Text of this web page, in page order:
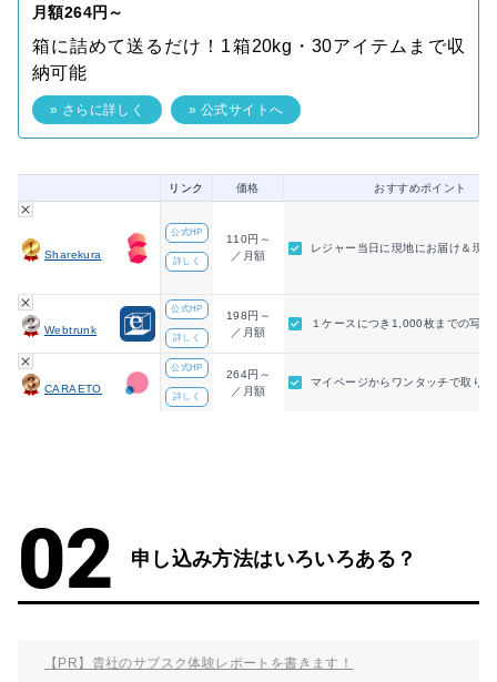
月額264円～
箱に詰めて送るだけ！1箱20kg・30アイテムまで収
納可能
» さらに詳しく » 公式サイトへ
リンク 価格 おすすめポイント
Sharekura
公式HP
詳しく
110円～
／月額
レジャー当日に現地にお届け＆現
Webtrunk
公式HP
詳しく
198円～
／月額
１ケースにつき1,000枚までの写真
CARAETO
公式HP
詳しく
264円～
／月額
マイページからワンタッチで取り
申し込み方法はいろいろある？
【PR】貴社のサブスク体験レポートを書きます！